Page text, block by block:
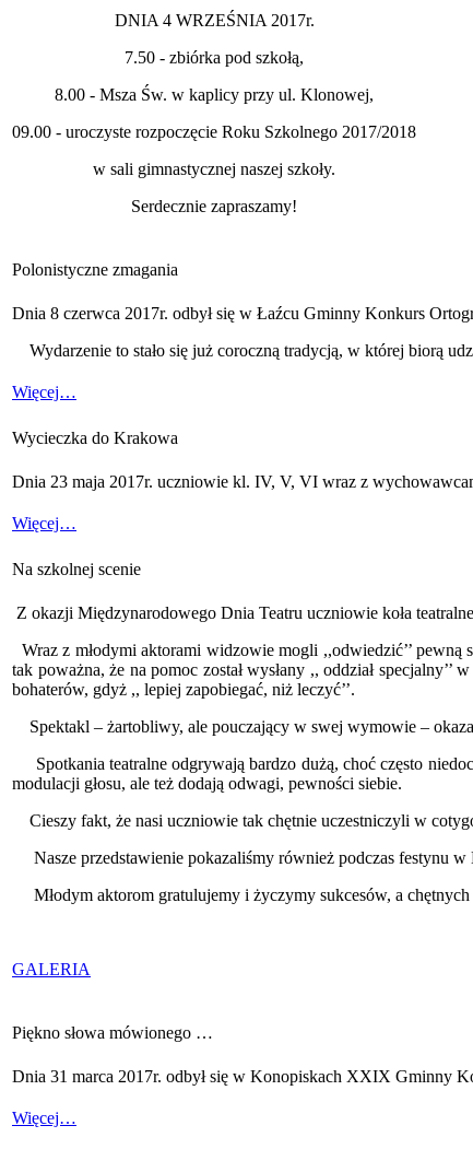
DNIA 4 WRZEŚNIA 2017r.
7.50 - zbiórka pod szkołą,
8.00 - Msza Św. w kaplicy przy ul. Klonowej,
09.00 - uroczyste rozpoczęcie Roku Szkolnego 2017/2018
w sali gimnastycznej naszej szkoły.
Serdecznie zapraszamy!
Polonistyczne zmagania
Dnia 8 czerwca 2017r. odbył się w Łaźcu Gminny Konkurs
Wydarzenie to stało się już coroczną tradycją, w której biorą
Więcej…
Wycieczka do Krakowa
Dnia 23 maja 2017r. uczniowie kl. IV, V, VI wraz z
Więcej…
Na szkolnej scenie
Z okazji Międzynarodowego Dnia Teatru uczniowie koła
Wraz z młodymi aktorami widzowie mogli ,,odwiedzić’’
tak poważna, że na pomoc został wysłany ,, oddział
bohaterów, gdyż ,, lepiej zapobiegać, niż leczyć’’.
Spektakl – żartobliwy, ale pouczający w swej wymowie –
Spotkania teatralne odgrywają bardzo dużą, choć często
modulacji głosu, ale też dodają odwagi, pewności siebie.
Cieszy fakt, że nasi uczniowie tak chętnie uczestniczyli w
Nasze przedstawienie pokazaliśmy również podczas festynu
Młodym aktorom gratulujemy i życzymy sukcesów, a
GALERIA
Piękno słowa mówionego …
Dnia 31 marca 2017r. odbył się w Konopiskach XXIX Gminny
Więcej…